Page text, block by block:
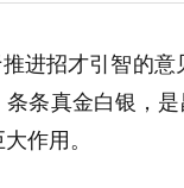
进招才引智的
条条真金白银，
作用。